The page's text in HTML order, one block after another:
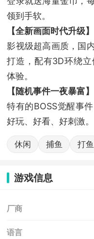
领到手软。
【全新画面时代升级】
影视级超高画质，国
打造，配有3D环绕
体验。
【随机事件一夜暴富】
特有的BOSS觉醒事
好玩、好看、好刺激。
休闲 捕鱼 打鱼
游戏信息
厂商
语言